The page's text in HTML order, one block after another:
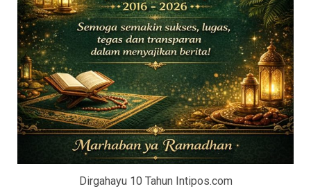
Dirgahayu 10 Tahun Intipos.com